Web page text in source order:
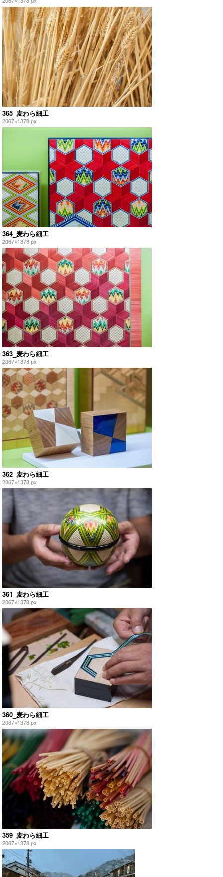
365_麦わら細工
2067×1378 px
364_麦わら細工
2067×1378 px
363_麦わら細工
2067×1378 px
362_麦わら細工
2067×1378 px
361_麦わら細工
2067×1378 px
360_麦わら細工
2067×1378 px
359_麦わら細工
2067×1378 px